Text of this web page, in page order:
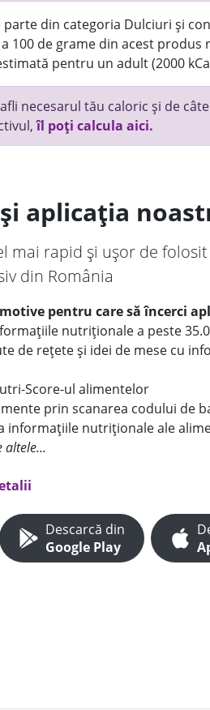
parte din categoria Dulciuri și
100 de grame din acest
pentru un adult (2000
necesarul tău caloric și de
îl poți calcula aici.
aplicația
mai rapid și ușor de
din România
pentru care să încerci
nutriționale a peste
de rețete și idei de mese cu
Score-ul alimentelor
prin scanarea codului de
informațiile nutriționale ale
altele...
Descarcă din
Google Play